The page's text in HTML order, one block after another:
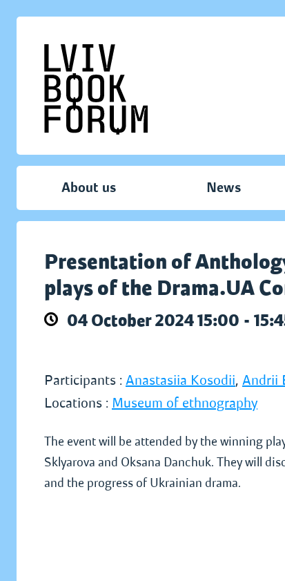
About us News
Presentation of
plays of the Drama.UA
04 October 2024 15:00 -
Participants : Anastasiia Kosodii, Andrii
Locations : Museum of ethnography
The event will be attended by the winning
Sklyarova and Oksana Danchuk. They will
and the progress of Ukrainian drama.